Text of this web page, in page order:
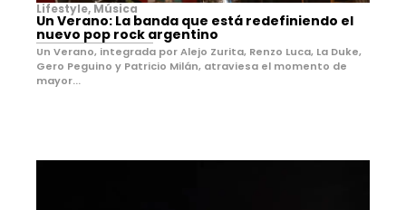
Lifestyle, Música
Un Verano: La banda que está redefiniendo el
nuevo pop rock argentino
Un Verano, integrada por Alejo Zurita, Renzo Luca, La Duke,
Gero Peguino y Patricio Milán, atraviesa el momento de
mayor...